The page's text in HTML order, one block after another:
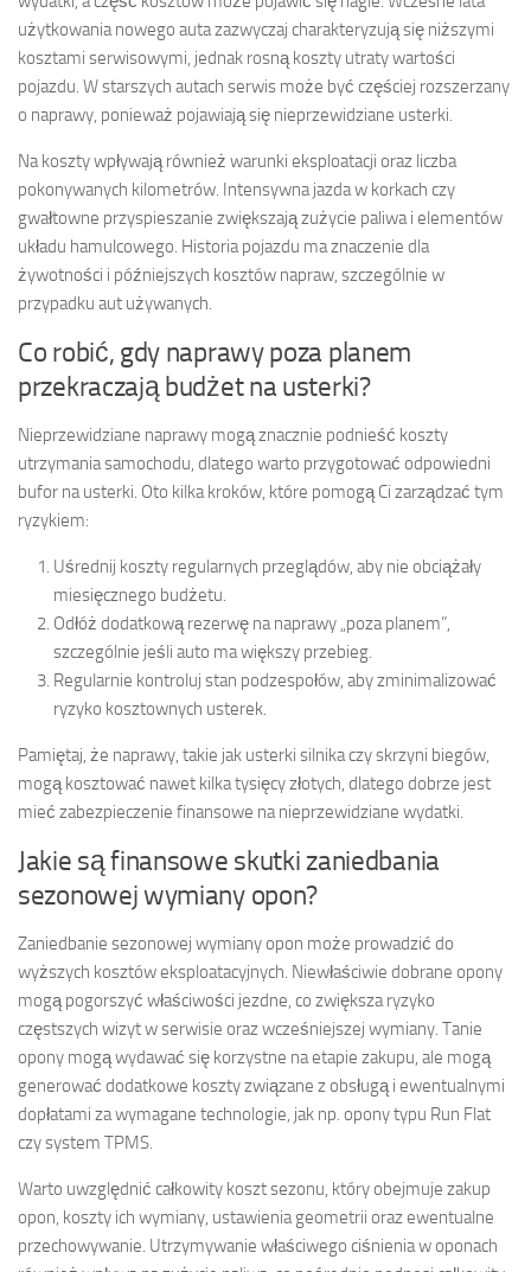
użytkowania nowego auta zazwyczaj charakteryzują się niższymi
kosztami serwisowymi, jednak rosną koszty utraty wartości
pojazdu. W starszych autach serwis może być częściej rozszerzany
o naprawy, ponieważ pojawiają się nieprzewidziane usterki.
Na koszty wpływają również warunki eksploatacji oraz liczba
pokonywanych kilometrów. Intensywna jazda w korkach czy
gwałtowne przyspieszanie zwiększają zużycie paliwa i elementów
układu hamulcowego. Historia pojazdu ma znaczenie dla
żywotności i późniejszych kosztów napraw, szczególnie w
przypadku aut używanych.
Co robić, gdy naprawy poza planem
przekraczają budżet na usterki?
Nieprzewidziane naprawy mogą znacznie podnieść koszty
utrzymania samochodu, dlatego warto przygotować odpowiedni
bufor na usterki. Oto kilka kroków, które pomogą Ci zarządzać tym
ryzykiem:
Uśrednij koszty regularnych przeglądów, aby nie obciążały
miesięcznego budżetu.
Odłóż dodatkową rezerwę na naprawy „poza planem”,
szczególnie jeśli auto ma większy przebieg.
Regularnie kontroluj stan podzespołów, aby zminimalizować
ryzyko kosztownych usterek.
Pamiętaj, że naprawy, takie jak usterki silnika czy skrzyni biegów,
mogą kosztować nawet kilka tysięcy złotych, dlatego dobrze jest
mieć zabezpieczenie finansowe na nieprzewidziane wydatki.
Jakie są finansowe skutki zaniedbania
sezonowej wymiany opon?
Zaniedbanie sezonowej wymiany opon może prowadzić do
wyższych kosztów eksploatacyjnych. Niewłaściwie dobrane opony
mogą pogorszyć właściwości jezdne, co zwiększa ryzyko
częstszych wizyt w serwisie oraz wcześniejszej wymiany. Tanie
opony mogą wydawać się korzystne na etapie zakupu, ale mogą
generować dodatkowe koszty związane z obsługą i ewentualnymi
dopłatami za wymagane technologie, jak np. opony typu Run Flat
czy system TPMS.
Warto uwzględnić całkowity koszt sezonu, który obejmuje zakup
opon, koszty ich wymiany, ustawienia geometrii oraz ewentualne
przechowywanie. Utrzymywanie właściwego ciśnienia w oponach